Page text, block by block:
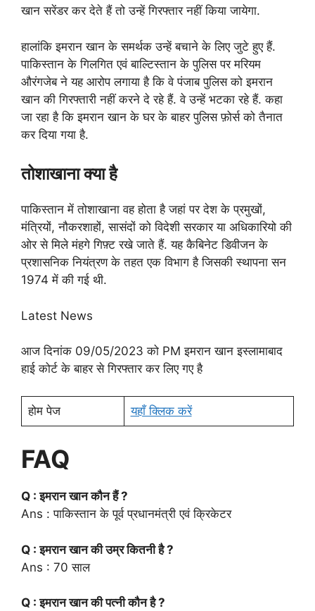
खान सरेंडर कर देते हैं तो उन्हें गिरफ्तार नहीं किया जायेगा.
हालांकि इमरान खान के समर्थक उन्हें बचाने के लिए जुटे हुए हैं.
पाकिस्तान के गिलगित एवं बाल्टिस्तान के पुलिस पर मरियम
औरंगजेब ने यह आरोप लगाया है कि वे पंजाब पुलिस को इमरान
खान की गिरफ्तारी नहीं करने दे रहे हैं. वे उन्हें भटका रहे हैं. कहा
जा रहा है कि इमरान खान के घर के बाहर पुलिस फ़ोर्स को तैनात
कर दिया गया है.
तोशाखाना क्या है
पाकिस्तान में तोशाखाना वह होता है जहां पर देश के प्रमुखों,
मंत्रियों, नौकरशाहों, सासंदों को विदेशी सरकार या अधिकारियो की
ओर से मिले मंहगे गिफ़्ट रखे जाते हैं. यह कैबिनेट डिवीजन के
प्रशासनिक नियंत्रण के तहत एक विभाग है जिसकी स्थापना सन
1974 में की गई थी.
Latest News
आज दिनांक 09/05/2023 को PM इमरान खान इस्लामाबाद
हाई कोर्ट के बाहर से गिरफ्तार कर लिए गए है
होम पेज यहाँ क्लिक करें
FAQ
Q : इमरान खान कौन हैं ?
Ans : पाकिस्तान के पूर्व प्रधानमंत्री एवं क्रिकेटर
Q : इमरान खान की उम्र कितनी है ?
Ans : 70 साल
Q : इमरान खान की पत्नी कौन है ?